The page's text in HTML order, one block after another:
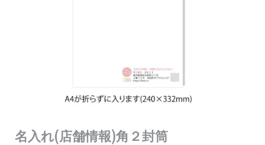
名入れ(店舗情報)角２封筒